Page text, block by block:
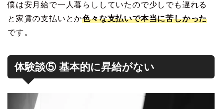
僕は安月給で一人暮らししていたので少しでも遅れる
と家賃の支払いとか色々な支払いで本当に苦しかった
です。
体験談⑤ 基本的に昇給がない